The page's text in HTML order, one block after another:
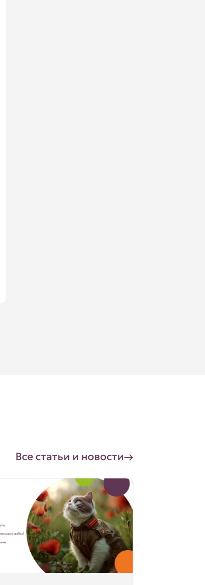
Все статьи и новости